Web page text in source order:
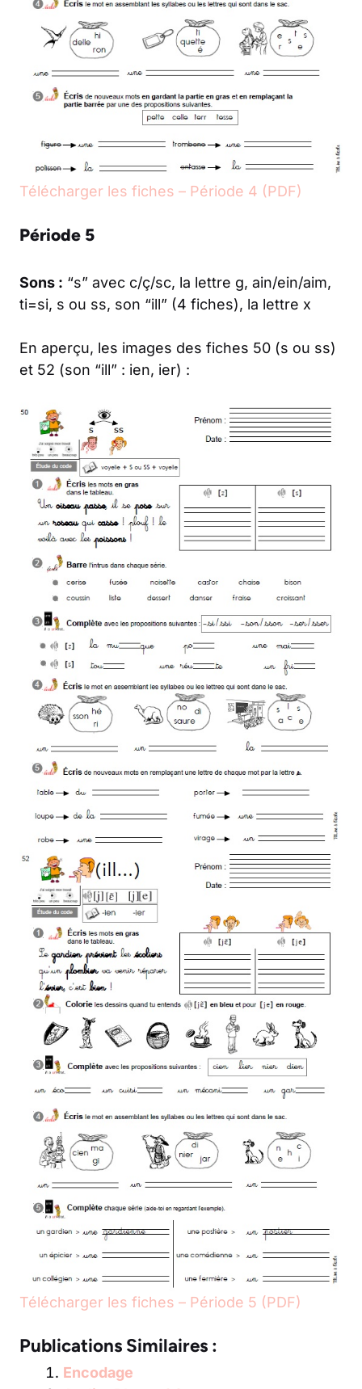
Télécharger les fiches – Période 4 (PDF)
Période 5
Sons : “s” avec c/ç/sc, la lettre g, ain/ein/aim,
ti=si, s ou ss, son “ill” (4 fiches), la lettre x
En aperçu, les images des fiches 50 (s ou ss)
et 52 (son “ill” : ien, ier) :
Télécharger les fiches – Période 5 (PDF)
Publications Similaires :
Encodage